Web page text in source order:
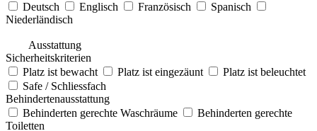
Deutsch
Englisch Französisch
Spanisch
Niederländisch
Ausstattung
Sicherheitskriterien
Platz ist bewacht
Platz ist eingezäunt
Platz ist beleuchtet
Safe / Schliessfach
Behindertenausstattung
Behinderten gerechte Waschräume
Behinderten gerechte
Toiletten